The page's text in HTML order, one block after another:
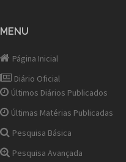
MENU
Página Inicial
Diário Oficial
Últimos Diários Publicados
Últimas Matérias Publicadas
Pesquisa Básica
Pesquisa Avançada